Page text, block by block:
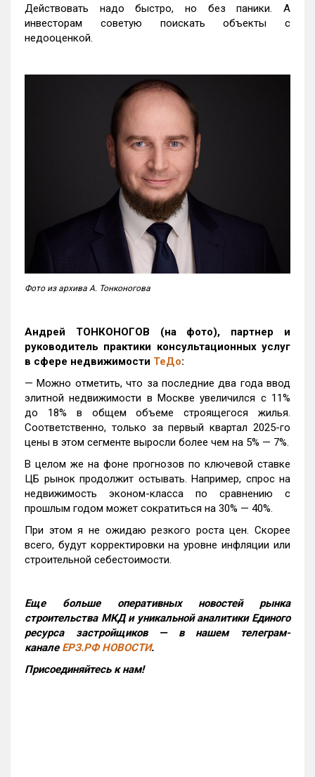
Действовать надо быстро, но без паники. А
инвесторам советую поискать объекты с
недооценкой.
Фото из архива А. Тонконогова
Андрей ТОНКОНОГОВ (на фото), партнер и
руководитель практики консультационных услуг
в сфере недвижимости ТеДо:
— Можно отметить, что за последние два года ввод
элитной недвижимости в Москве увеличился с 11%
до 18% в общем объеме строящегося жилья.
Соответственно, только за первый квартал 2025-го
цены в этом сегменте выросли более чем на 5% — 7%.
В целом же на фоне прогнозов по ключевой ставке
ЦБ рынок продолжит остывать. Например, спрос на
недвижимость эконом-класса по сравнению с
прошлым годом может сократиться на 30% — 40%.
При этом я не ожидаю резкого роста цен. Скорее
всего, будут корректировки на уровне инфляции или
строительной себестоимости.
Еще больше оперативных новостей рынка
строительства МКД и уникальной аналитики Единого
ресурса застройщиков — в нашем телеграм-
канале ЕРЗ.РФ НОВОСТИ.
Присоединяйтесь к нам!